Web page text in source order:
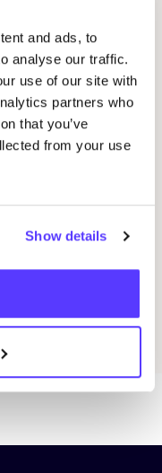
and ads, to
analyse our traffic.
use of our site with
partners who
that you’ve
from your use
Show details
streetwear